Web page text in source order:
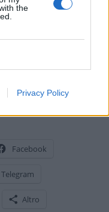
the
Privacy Policy
Facebook
Telegram
Altro